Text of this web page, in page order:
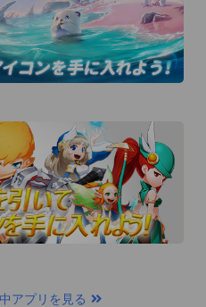
、iPad（第1世代）、
アプリを見る